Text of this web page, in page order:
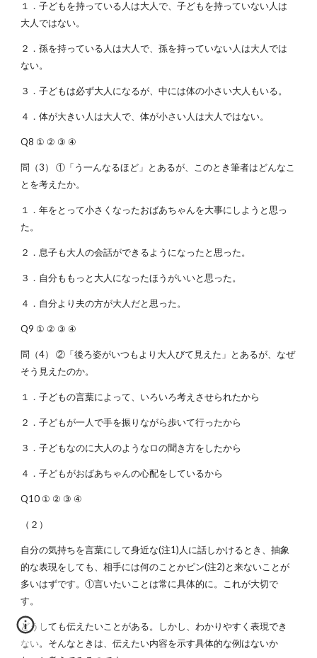
１．子どもを持っている人は大人で、子どもを持っていない人は
大人ではない。
２．孫を持っている人は大人で、孫を持っていない人は大人では
ない。
３．子どもは必ず大人になるが、中には体の小さい大人もいる。
４．体が大きい人は大人で、体が小さい人は大人ではない。
Q8 ① ② ③ ④
問（3） ①「う一んなるほど」とあるが、このとき筆者はどんなこ
とを考えたか。
１．年をとって小さくなったおばあちゃんを大事にしようと思っ
た。
２．息子も大人の会話ができるようになったと思った。
３．自分ももっと大人になったほうがいいと思った。
４．自分より夫の方が大人だと思った。
Q9 ① ② ③ ④
問（4） ②「後ろ姿がいつもより大人びて見えた」とあるが、なぜ
そう見えたのか。
１．子どもの言葉によって、いろいろ考えさせられたから
２．子どもが一人で手を振りながら歩いて行ったから
３．子どもなのに大人のようなロの聞き方をしたから
４．子どもがおばあちゃんの心配をしているから
Q10 ① ② ③ ④
（２）
自分の気持ちを言葉にして身近な(注1)人に話しかけるとき、抽象
的な表現をしても、相手には何のことかピン(注2)と来ないことが
多いはずです。①言いたいことは常に具体的に。これが大切で
す。
どうしても伝えたいことがある。しかし、わかりやすく表現でき
ない。そんなときは、伝えたい内容を示す具体的な例はないか